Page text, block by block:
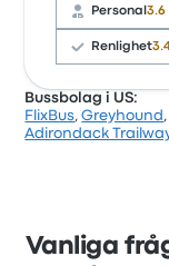
Personal3.6
Renlighet
Enligt 77
Bussbolag i US:
FlixBus,Greyhound ,
Adirondack
Vanliga